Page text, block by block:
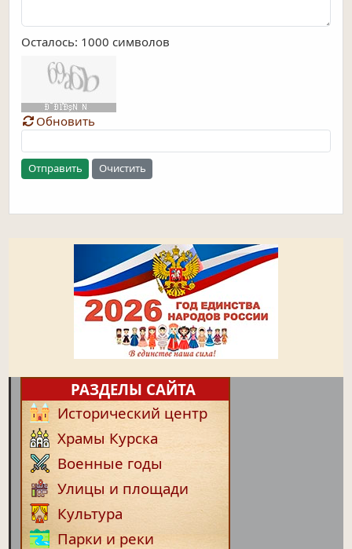
РАЗДЕЛЫ САЙТА
Исторический центр
Храмы Курска
Военные годы
Улицы и площади
Культура
Парки и реки
Осталось: 1000 символов
Обновить
Отправить Очистить